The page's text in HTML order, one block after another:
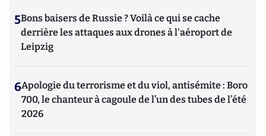
5Bons baisers de Russie ? Voilà ce qui se cache
derrière les attaques aux drones à l'aéroport de
Leipzig
6Apologie du terrorisme et du viol, antisémite : Boro
700, le chanteur à cagoule de l’un des tubes de l’été
2026